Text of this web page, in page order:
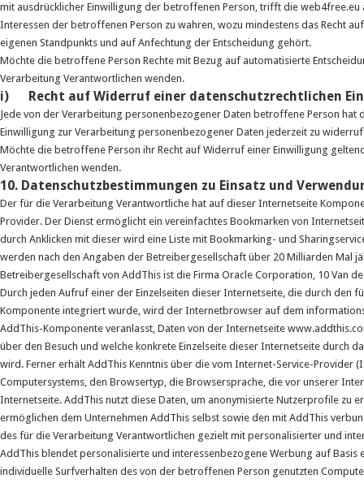
mit ausdrücklicher Einwilligung der betroffenen Person, trifft die
Interessen der betroffenen Person zu wahren, wozu mindestens das Recht
eigenen Standpunkts und auf Anfechtung der Entscheidung gehört.
Möchte die betroffene Person Rechte mit Bezug auf automatisierte
Verarbeitung Verantwortlichen wenden.
i) Recht auf Widerruf einer datenschutzrechtlichen
Jede von der Verarbeitung personenbezogener Daten betroffene Person hat
Einwilligung zur Verarbeitung personenbezogener Daten jederzeit zu
Möchte die betroffene Person ihr Recht auf Widerruf einer Einwilligung
Verantwortlichen wenden.
10. Datenschutzbestimmungen zu Einsatz und
Der für die Verarbeitung Verantwortliche hat auf dieser Internetseite
Provider. Der Dienst ermöglicht ein vereinfachtes Bookmarken von
durch Anklicken mit dieser wird eine Liste mit Bookmarking- und
werden nach den Angaben der Betreibergesellschaft über 20 Milliarden Mal
Betreibergesellschaft von AddThis ist die Firma Oracle Corporation, 10 Van
Durch jeden Aufruf einer der Einzelseiten dieser Internetseite, die durch
Komponente integriert wurde, wird der Internetbrowser auf dem
AddThis-Komponente veranlasst, Daten von der Internetseite
über den Besuch und welche konkrete Einzelseite dieser Internetseite durch
wird. Ferner erhält AddThis Kenntnis über die vom Internet-Service-Provider
Computersystems, den Browsertyp, die Browsersprache, die vor unserer
Internetseite. AddThis nutzt diese Daten, um anonymisierte Nutzerprofile zu
ermöglichen dem Unternehmen AddThis selbst sowie den mit AddThis
des für die Verarbeitung Verantwortlichen gezielt mit personalisierter und
AddThis blendet personalisierte und interessenbezogene Werbung auf Basis
individuelle Surfverhalten des von der betroffenen Person genutzten